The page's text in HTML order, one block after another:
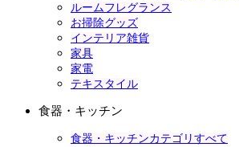
ルームフレグランス
お掃除グッズ
インテリア雑貨
家具
家電
テキスタイル
食器・キッチン
食器・キッチンカテゴリすべて